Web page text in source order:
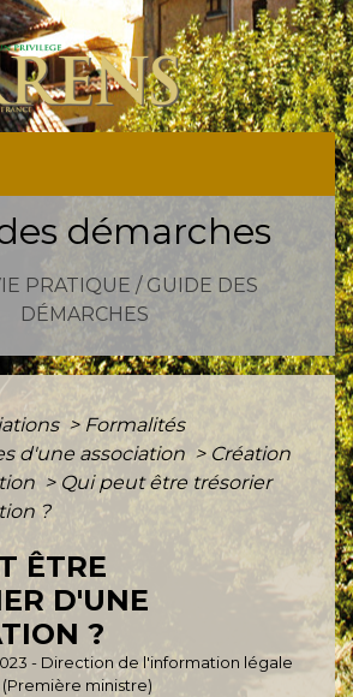
démarches
PRATIQUE / GUIDE DES
DÉMARCHES
> Formalités
d'une association > Création
> Qui peut être trésorier
?
ÊTRE
D'UNE
?
- Direction de l'information légale
ministre)